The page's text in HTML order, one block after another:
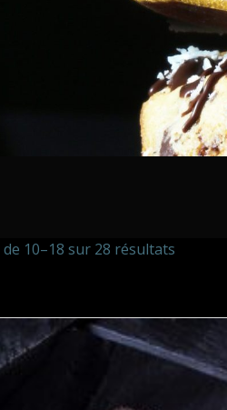
10–18 sur 28 résultats